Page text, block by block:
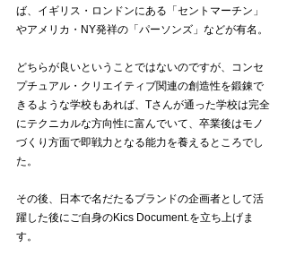
ば、イギリス・ロンドンにある「セントマーチン」
やアメリカ・NY発祥の「パーソンズ」などが有名。
どちらが良いということではないのですが、コンセ
プチュアル・クリエイティブ関連の創造性を鍛錬で
きるような学校もあれば、Tさんが通った学校は完全
にテクニカルな方向性に富んでいて、卒業後はモノ
づくり方面で即戦力となる能力を養えるところでし
た。
その後、日本で名だたるブランドの企画者として活
躍した後にご自身のKics Document.を立ち上げま
す。